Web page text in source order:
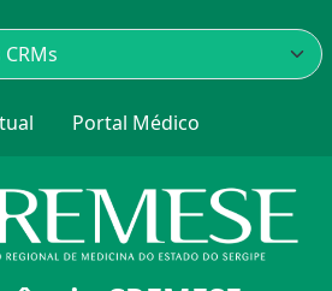
Portal Médico